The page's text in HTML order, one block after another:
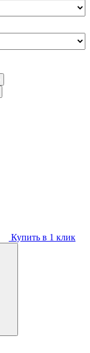
Купить в 1 клик